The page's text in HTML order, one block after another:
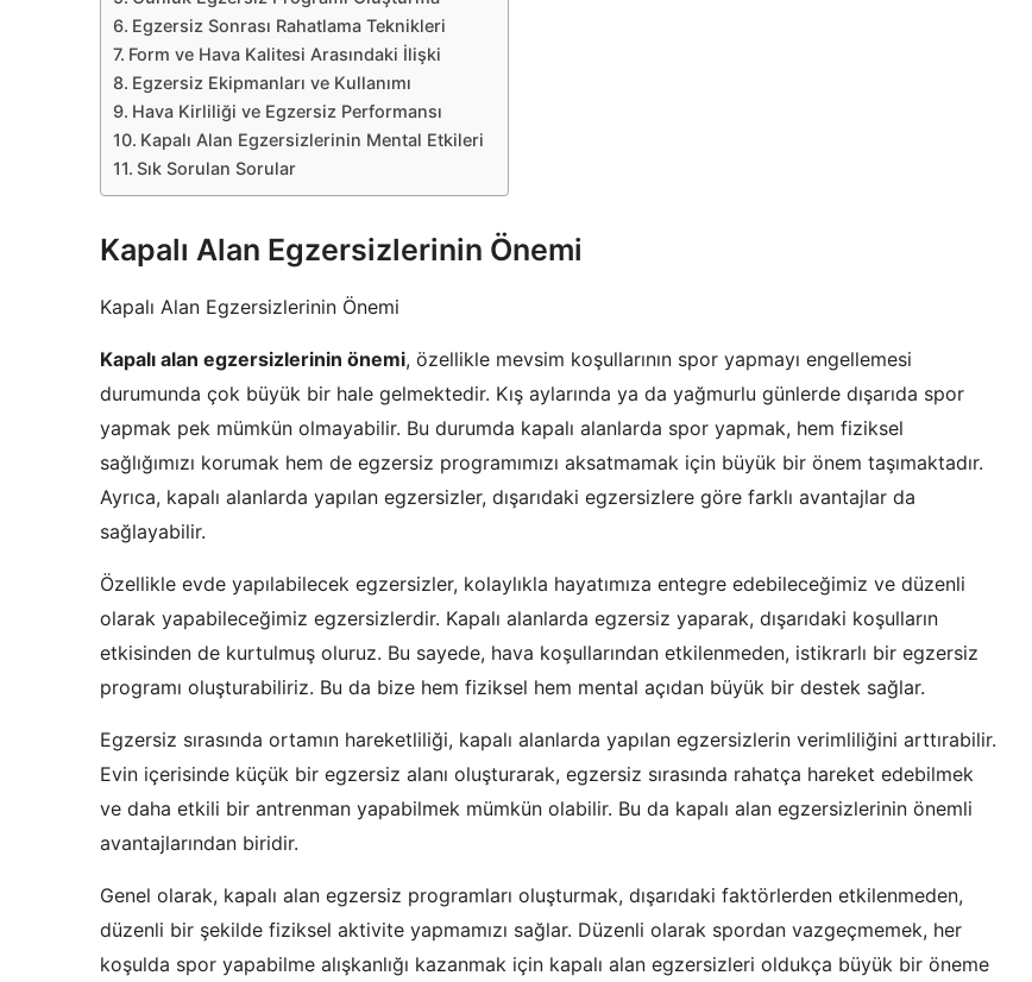
Egzersiz Sonrası Rahatlama Teknikleri
Form ve Hava Kalitesi Arasındaki İlişki
Egzersiz Ekipmanları ve Kullanımı
Hava Kirliliği ve Egzersiz Performansı
Kapalı Alan Egzersizlerinin Mental Etkileri
Sık Sorulan Sorular
Kapalı Alan Egzersizlerinin Önemi
Kapalı Alan Egzersizlerinin Önemi
Kapalı alan egzersizlerinin önemi, özellikle mevsim koşullarının spor yapmayı engellemesi
durumunda çok büyük bir hale gelmektedir. Kış aylarında ya da yağmurlu günlerde dışarıda spor
yapmak pek mümkün olmayabilir. Bu durumda kapalı alanlarda spor yapmak, hem fiziksel
sağlığımızı korumak hem de egzersiz programımızı aksatmamak için büyük bir önem taşımaktadır.
Ayrıca, kapalı alanlarda yapılan egzersizler, dışarıdaki egzersizlere göre farklı avantajlar da
sağlayabilir.
Özellikle evde yapılabilecek egzersizler, kolaylıkla hayatımıza entegre edebileceğimiz ve düzenli
olarak yapabileceğimiz egzersizlerdir. Kapalı alanlarda egzersiz yaparak, dışarıdaki koşulların
etkisinden de kurtulmuş oluruz. Bu sayede, hava koşullarından etkilenmeden, istikrarlı bir egzersiz
programı oluşturabiliriz. Bu da bize hem fiziksel hem mental açıdan büyük bir destek sağlar.
Egzersiz sırasında ortamın hareketliliği, kapalı alanlarda yapılan egzersizlerin verimliliğini arttırabilir.
Evin içerisinde küçük bir egzersiz alanı oluşturarak, egzersiz sırasında rahatça hareket edebilmek
ve daha etkili bir antrenman yapabilmek mümkün olabilir. Bu da kapalı alan egzersizlerinin önemli
avantajlarından biridir.
Genel olarak, kapalı alan egzersiz programları oluşturmak, dışarıdaki faktörlerden etkilenmeden,
düzenli bir şekilde fiziksel aktivite yapmamızı sağlar. Düzenli olarak spordan vazgeçmemek, her
koşulda spor yapabilme alışkanlığı kazanmak için kapalı alan egzersizleri oldukça büyük bir öneme